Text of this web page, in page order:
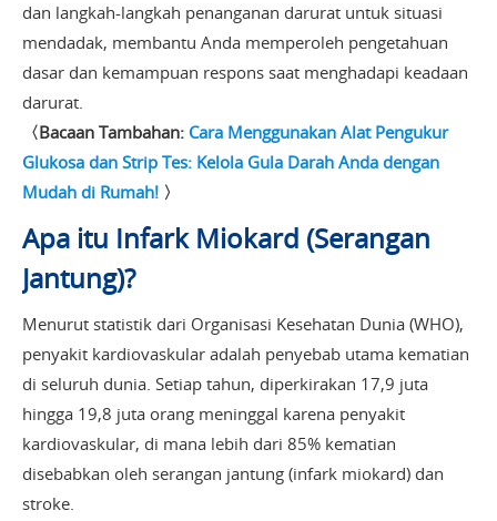
dan langkah-langkah penanganan darurat untuk situasi
mendadak, membantu Anda memperoleh pengetahuan
dasar dan kemampuan respons saat menghadapi keadaan
darurat.
〈Bacaan Tambahan: Cara Menggunakan Alat Pengukur
Glukosa dan Strip Tes: Kelola Gula Darah Anda dengan
Mudah di Rumah! 〉
Apa itu Infark Miokard (Serangan
Jantung)?
Menurut statistik dari Organisasi Kesehatan Dunia (WHO),
penyakit kardiovaskular adalah penyebab utama kematian
di seluruh dunia. Setiap tahun, diperkirakan 17,9 juta
hingga 19,8 juta orang meninggal karena penyakit
kardiovaskular, di mana lebih dari 85% kematian
disebabkan oleh serangan jantung (infark miokard) dan
stroke.